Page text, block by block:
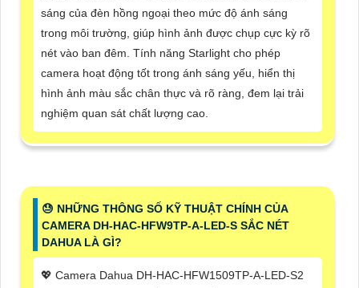
sáng của đèn hồng ngoại theo mức độ ánh sáng
trong môi trường, giúp hình ảnh được chụp cực kỳ rõ
nét vào ban đêm. Tính năng Starlight cho phép
camera hoạt động tốt trong ánh sáng yếu, hiển thị
hình ảnh màu sắc chân thực và rõ ràng, đem lại trải
nghiệm quan sát chất lượng cao.
😓 NHỮNG THÔNG SỐ KỸ THUẬT CHÍNH CỦA
CAMERA DH-HAC-HFW9TP-A-LED-S SẮC NÉT
DAHUA LÀ GÌ?
💖 Camera Dahua DH-HAC-HFW1509TP-A-LED-S2